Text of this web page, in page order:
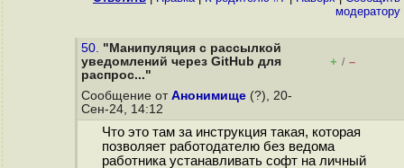
модератору
50. "Манипуляция с рассылкой
уведомлений через GitHub для
распрос..."
+ / –
Сообщение от Анонимище (?), 20-
Сен-24, 14:12
Что это там за инструкция такая, которая
позволяет работодателю без ведома
работника устанавливать софт на личный